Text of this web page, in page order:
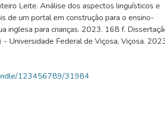
Leite. Análise dos aspectos linguísticos e
de um portal em construção para o ensino-
inglesa para crianças. 2023. 168 f.
Universidade Federal de Viçosa, Viçosa.
123456789/31984